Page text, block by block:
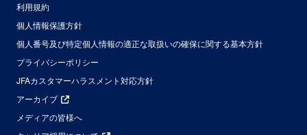
利用規約
個人情報保護方針
個人番号及び特定個人情報の適正な取扱いの確保に関する基本方針
プライバシーポリシー
JFAカスタマーハラスメント対応方針
アーカイブ
メディアの皆様へ